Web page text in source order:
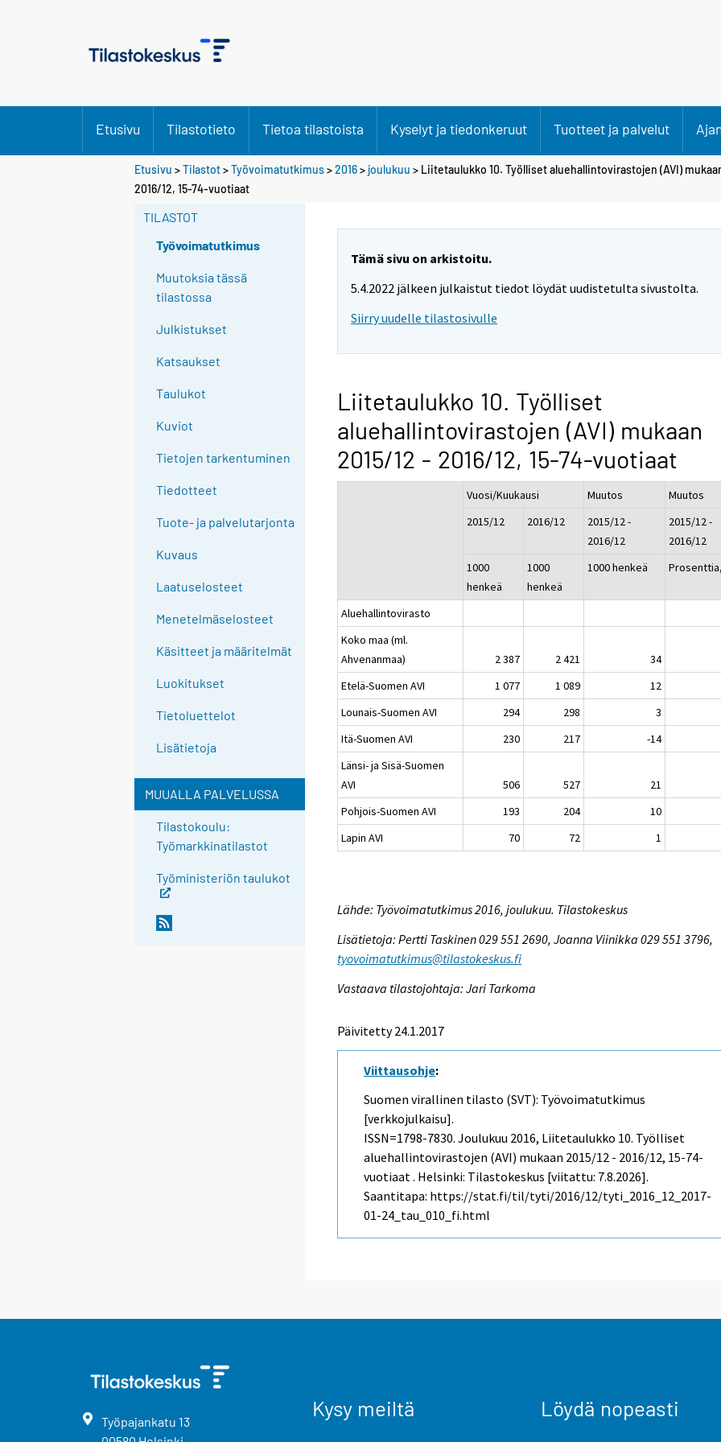
Etusivu Tilastotieto Tietoa tilastoista Kyselyt ja tiedonkeruut Tuotteet ja palvelut
Etusivu >Tilastot>Työvoimatutkimus>2016> joulukuu > Liitetaulukko 10. Työlliset aluehallintovirastojen (AVI)
2016/12, 15-74-vuotiaat
TILASTOT
Työvoimatutkimus
Muutoksia tässä
tilastossa
Julkistukset
Katsaukset
Taulukot
Kuviot
Tietojen tarkentuminen
Tiedotteet
Tuote- ja palvelutarjonta
Kuvaus
Laatuselosteet
Menetelmäselosteet
Käsitteet ja määritelmät
Luokitukset
Tietoluettelot
Lisätietoja
MUUALLA PALVELUSSA
Tilastokoulu:
Työmarkkinatilastot
Työministeriön taulukot
Tämä sivu on arkistoitu.
5.4.2022 jälkeen julkaistut tiedot löydät uudistetulta sivustolta.
Siirry uudelle tilastosivulle
Liitetaulukko 10. Työlliset
aluehallintovirastojen (AVI) mukaan
2015/12 - 2016/12, 15-74-vuotiaat
Vuosi/Kuukausi Muutos
Muutos
2015/12
2016/12
2015/12 -
2016/12
2015/12 -
2016/12
1000
henkeä
1000
henkeä
1000 henkeä
Aluehallintovirasto
Koko maa (ml.
Ahvenanmaa)
2 387 2 421 34
Etelä-Suomen AVI
1 077 1 089 12
Lounais-Suomen AVI
294 298 3
Itä-Suomen AVI
230 217 -14
Länsi- ja Sisä-Suomen
AVI
506 527 21
Pohjois-Suomen AVI
193 204 10
Lapin AVI
70 72 1
Lähde: Työvoimatutkimus 2016, joulukuu. Tilastokeskus
Lisätietoja: Pertti Taskinen 029 551 2690, Joanna Viinikka 029 551 3796,
tyovoimatutkimus@tilastokeskus.fi
Vastaava tilastojohtaja: Jari Tarkoma
Päivitetty 24.1.2017
Viittausohje:
Suomen virallinen tilasto (SVT): Työvoimatutkimus
[verkkojulkaisu].
ISSN=1798-7830.Joulukuu 2016, Liitetaulukko 10. Työlliset
aluehallintovirastojen (AVI) mukaan 2015/12 - 2016/12, 15-74-
vuotiaat . Helsinki: Tilastokeskus [viitattu: 7.8.2026].
Saantitapa: https://stat.fi/til/tyti/2016/12/tyti_2016_12_2017-
01-24_tau_010_fi.html
Työpajankatu 13
Kysy meiltä Löydä nopeasti